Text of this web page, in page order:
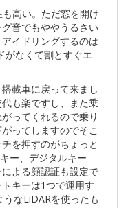
高い。ただ窓を開け
音でもややうるさい
イドリングするのは
がなくて割とすぐエ
載車に戻って来まし
も楽ですし、また乗
ってくれるので乗り
ってしますのでそこ
を押すのがちょっと
ー、デジタルキー
による顔認証も設定で
キーは1つで運用す
なLiDARを使ったも